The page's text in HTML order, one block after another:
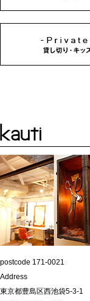
postcode 171-0021
Address
東京都豊島区西池袋5-3-1